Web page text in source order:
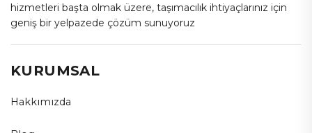
hizmetleri başta olmak üzere, taşımacılık ihtiyaçlarınız için
geniş bir yelpazede çözüm sunuyoruz
KURUMSAL
Hakkımızda